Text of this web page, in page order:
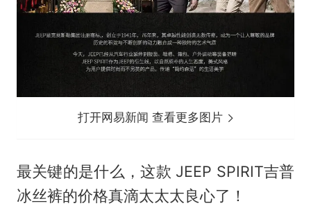
打开网易新闻 查看更多图片
最关键的是什么，这款 JEEP SPIRIT吉普
冰丝裤的价格真滴太太太良心了！